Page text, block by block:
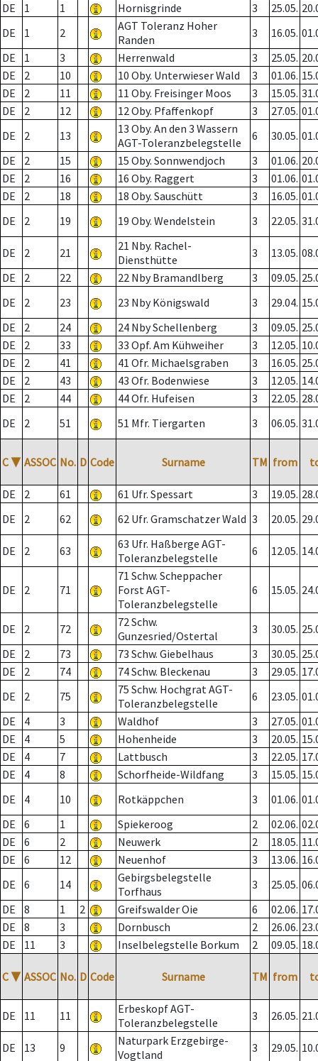
DE 1 1 Hornisgrinde 3 25.05.
DE
1 2
AGT Toleranz Hoher
Randen
3 16.05.
DE
1 3 Herrenwald 3 25.05.
DE
2 10 10 Oby. Unterwieser Wald 3 01.06.
DE
2 11 11 Oby. Freisinger Moos 3 15.05.
DE
2 12 12 Oby. Pfaffenkopf 3 27.05.
DE
2 13
13 Oby. An den 3 Wassern
AGT-Toleranzbelegstelle
6 30.05.
DE
2 15 15 Oby. Sonnwendjoch 3 01.06.
DE
2 16 16 Oby. Raggert 3 01.06.
DE
2 18 18 Oby. Sauschütt 3 16.05.
DE
2 19 19 Oby. Wendelstein 3 22.05.
DE 2 21
21 Nby. Rachel-
Diensthütte
3 13.05.
DE
2 22 22 Nby Bramandlberg 3 09.05.
DE
2 23 23 Nby Königswald 3 29.04.
DE
2 24 24 Nby Schellenberg 3 09.05.
DE
2 33 33 Opf. Am Kühweiher 3 12.05.
DE
2 41 41 Ofr. Michaelsgraben 3 16.05.
DE
2 43 43 Ofr. Bodenwiese 3 12.05.
DE
2 44 44 Ofr. Hufeisen 3 22.05.
DE
2 51 51 Mfr. Tiergarten 3 06.05.
C ▼ ASSOC No. D Code Surname TM from
DE 2 61 61 Ufr. Spessart 3 19.05.
DE
2 62 62 Ufr. Gramschatzer Wald 3 20.05.
DE 2 63
63 Ufr. Haßberge AGT-
Toleranzbelegstelle
6 12.05.
DE 2 71
71 Schw. Scheppacher
Forst AGT-
Toleranzbelegstelle
6 15.05.
DE 2 72
72 Schw.
Gunzesried/Ostertal
3 30.05.
DE
2 73 73 Schw. Giebelhaus 3 30.05.
DE
2 74 74 Schw. Bleckenau 3 29.05.
DE
2 75
75 Schw. Hochgrat AGT-
Toleranzbelegstelle
6 23.05.
DE
4 3 Waldhof 3 27.05.
DE
4 5 Hohenheide 3 20.05.
DE
4 7 Lattbusch 3 22.05.
DE
4 8 Schorfheide-Wildfang 3 15.05.
DE
4 10 Rotkäppchen 3 01.06.
DE
6 1 Spiekeroog 2 02.06.
DE
6 2 Neuwerk 2 18.05.
DE
6 12 Neuenhof 3 13.06.
DE
6 14
Gebirgsbelegstelle
Torfhaus
3 25.05.
DE
8 1 2 Greifswalder Oie 6 02.06.
DE
8 3 Dornbusch 2 26.06.
DE
11 3 Inselbelegstelle Borkum 2 09.05.
C ▼ ASSOC No. D Code Surname TM from
DE 11 11
Erbeskopf AGT-
Toleranzbelegstelle
3 26.05.
DE 13 9
Naturpark Erzgebirge-
Vogtland
3 29.05.